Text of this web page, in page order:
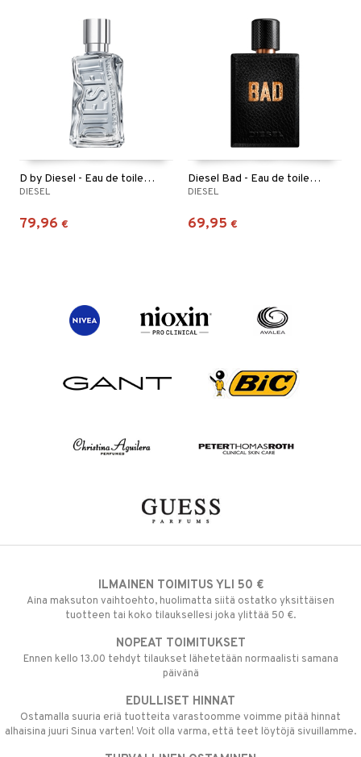
D by Diesel - Eau de toilette
DIESEL
79,96 €
Diesel Bad - Eau de toilette
DIESEL
69,95 €
ILMAINEN TOIMITUS YLI 50 €
Aina maksuton vaihtoehto, huolimatta siitä ostatko yksittäisen
tuotteen tai koko tilauksellesi joka ylittää 50 €.
NOPEAT TOIMITUKSET
Ennen kello 13.00 tehdyt tilaukset lähetetään normaalisti samana
päivänä
EDULLISET HINNAT
Ostamalla suuria eriä tuotteita varastoomme voimme pitää hinnat
alhaisina juuri Sinua varten! Voit olla varma, että teet löytöjä sivuillamme.